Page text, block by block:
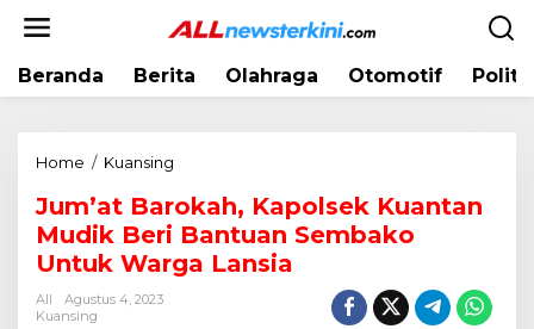
Beranda Berita Olahraga Otomotif
Home / Kuansing
m
a
t
Jum’at Barokah, Kapolsek Kuantan
Mudik Beri Bantuan Sembako
Untuk Warga Lansia
All
Agustus 4, 2023
Kuansing